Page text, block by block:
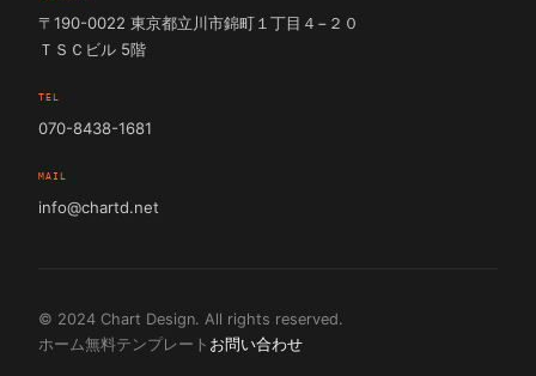
〒190-0022 東京都立川市錦町１丁目４−２０
ＴＳＣビル 5階
TEL
070-8438-1681
MAIL
info@chartd.net
© 2024 Chart Design. All rights reserved.
ホーム無料テンプレート お問い合わせ